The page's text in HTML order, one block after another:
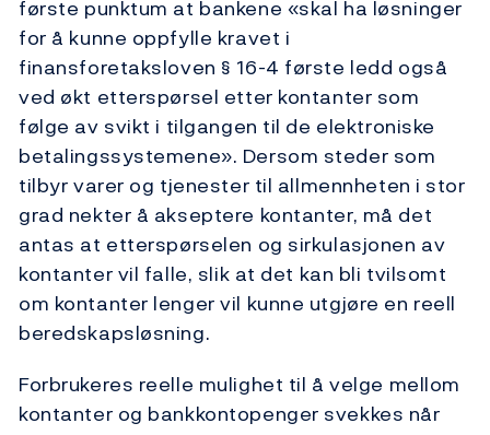
første punktum at bankene «skal ha løsninger
for å kunne oppfylle kravet i
finansforetaksloven § 16-4 første ledd også
ved økt etterspørsel etter kontanter som
følge av svikt i tilgangen til de elektroniske
betalingssystemene». Dersom steder som
tilbyr varer og tjenester til allmennheten i stor
grad nekter å akseptere kontanter, må det
antas at etterspørselen og sirkulasjonen av
kontanter vil falle, slik at det kan bli tvilsomt
om kontanter lenger vil kunne utgjøre en reell
beredskapsløsning.
Forbrukeres reelle mulighet til å velge mellom
kontanter og bankkontopenger svekkes når